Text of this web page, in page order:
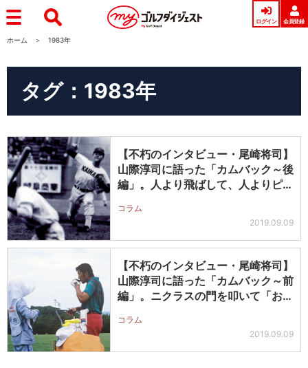
ログイン 会員登録
ホーム 1983年
タグ：1983年
【不朽のインタビュー・尾崎将司】
山際淳司に語った「カムバック～後
編」。人より飛ばして、人よりピン
コラム
2019.09.09
【不朽のインタビュー・尾崎将司】
山際淳司に語った「カムバック～前
編」。ニクラスの門を叩いて「お願
コラム
2019.09.09